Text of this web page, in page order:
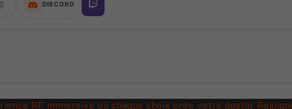
DISCORD
RP immersive où chaque choix crée votre destin.